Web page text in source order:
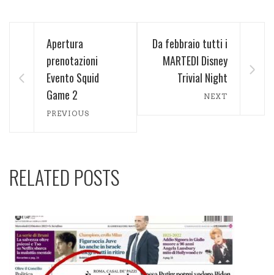
Apertura
prenotazioni
Evento Squid
Game 2
PREVIOUS
Da febbraio tutti i
MARTEDI Disney
Trivial Night
NEXT
RELATED POSTS